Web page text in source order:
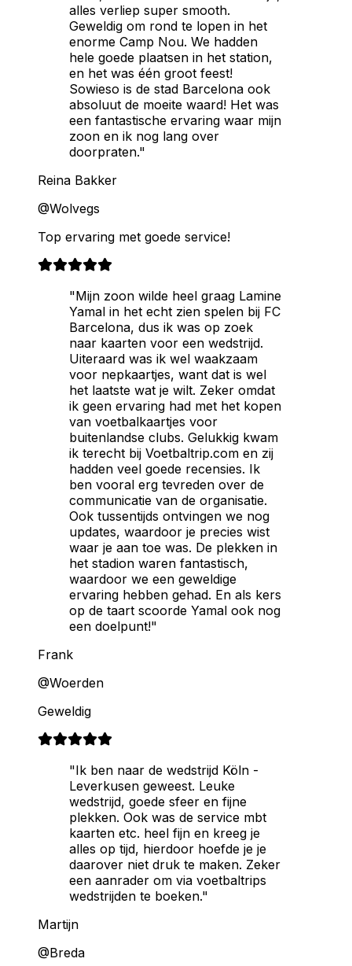
alles verliep super smooth.
Geweldig om rond te lopen in het
enorme Camp Nou. We hadden
hele goede plaatsen in het station,
en het was één groot feest!
Sowieso is de stad Barcelona ook
absoluut de moeite waard! Het was
een fantastische ervaring waar mijn
zoon en ik nog lang over
doorpraten."
Reina Bakker
@Wolvegs
Top ervaring met goede service!
"Mijn zoon wilde heel graag Lamine
Yamal in het echt zien spelen bij FC
Barcelona, dus ik was op zoek
naar kaarten voor een wedstrijd.
Uiteraard was ik wel waakzaam
voor nepkaartjes, want dat is wel
het laatste wat je wilt. Zeker omdat
ik geen ervaring had met het kopen
van voetbalkaartjes voor
buitenlandse clubs. Gelukkig kwam
ik terecht bij Voetbaltrip.com en zij
hadden veel goede recensies. Ik
ben vooral erg tevreden over de
communicatie van de organisatie.
Ook tussentijds ontvingen we nog
updates, waardoor je precies wist
waar je aan toe was. De plekken in
het stadion waren fantastisch,
waardoor we een geweldige
ervaring hebben gehad. En als kers
op de taart scoorde Yamal ook nog
een doelpunt!"
Frank
@Woerden
Geweldig
"Ik ben naar de wedstrijd Köln -
Leverkusen geweest. Leuke
wedstrijd, goede sfeer en fijne
plekken. Ook was de service mbt
kaarten etc. heel fijn en kreeg je
alles op tijd, hierdoor hoefde je je
daarover niet druk te maken. Zeker
een aanrader om via voetbaltrips
wedstrijden te boeken."
Martijn
@Breda